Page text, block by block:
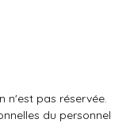
n'est pas réservée.
du personnel